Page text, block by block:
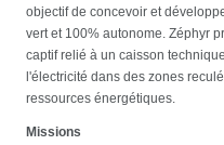
objectif de concevoir et
vert et 100% autonome. Zéphyr
captif relié à un caisson
l'électricité dans des zones
ressources énergétiques.
Missions